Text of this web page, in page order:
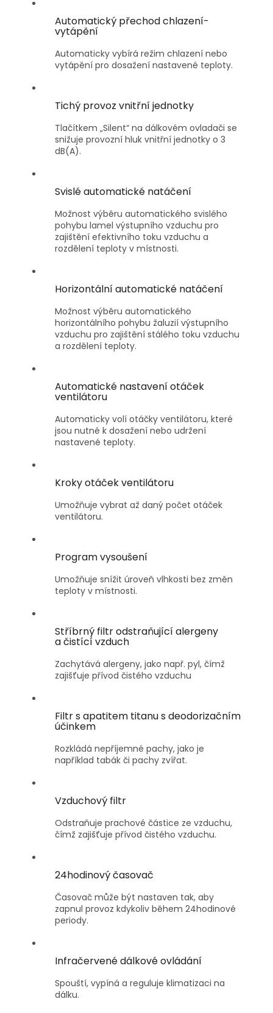
Automatický přechod chlazení-
vytápění
Automaticky vybírá režim chlazení nebo
vytápění pro dosažení nastavené teploty.
Tichý provoz vnitřní jednotky
Tlačítkem „Silent“ na dálkovém ovladači se
snižuje provozní hluk vnitřní jednotky o 3
dB(A).
Svislé automatické natáčení
Možnost výběru automatického svislého
pohybu lamel výstupního vzduchu pro
zajištění efektivního toku vzduchu a
rozdělení teploty v místnosti.
Horizontální automatické natáčení
Možnost výběru automatického
horizontálního pohybu žaluzií výstupního
vzduchu pro zajištění stálého toku vzduchu
a rozdělení teploty.
Automatické nastavení otáček
ventilátoru
Automaticky volí otáčky ventilátoru, které
jsou nutné k dosažení nebo udržení
nastavené teploty.
Kroky otáček ventilátoru
Umožňuje vybrat až daný počet otáček
ventilátoru.
Program vysoušení
Umožňuje snížit úroveň vlhkosti bez změn
teploty v místnosti.
Stříbrný filtr odstraňující alergeny
a čistící vzduch
Zachytává alergeny, jako např. pyl, čímž
zajišťuje přívod čistého vzduchu
Filtr s apatitem titanu s deodorizačním
účinkem
Rozkládá nepříjemné pachy, jako je
například tabák či pachy zvířat.
Vzduchový filtr
Odstraňuje prachové částice ze vzduchu,
čímž zajišťuje přívod čistého vzduchu.
24hodinový časovač
Časovač může být nastaven tak, aby
zapnul provoz kdykoliv během 24hodinové
periody.
Infračervené dálkové ovládání
Spouští, vypíná a reguluje klimatizaci na
dálku.